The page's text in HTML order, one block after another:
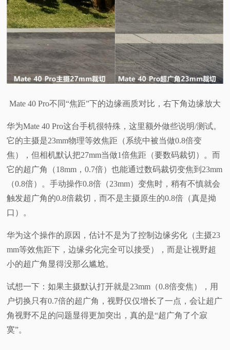
Mate 40 Pro不同“焦距”下的边缘画质对比，右下角边缘放大
华为Mate 40 Pro这台手机很特殊，这里额外做些说明/测试。
它的主摄是23mm物理等效焦距（系统中被当做0.8倍变
焦），但相机默认把27mm当做1倍焦距（要数码裁切）。而
它的超广角（18mm，0.7倍）也能通过数码裁切变焦到23mm
（0.8倍）。手动操作0.8倍（23mm）变焦时，稍有不慎就会
触发超广角的0.8倍裁切，而不是主摄原生的0.8倍（真是拗
口）。
华为这个操作的原因，估计不是为了控制边缘劣化（主摄23
mm等效焦距下，边缘劣化完全可以接受），而是让视野超
小的超广角显得没那么尴尬。
试想一下：如果主摄默认打开就是23mm（0.8倍变焦），用
户切换只有0.7倍的超广角，视野仅仅增长了一点，会让超广
角视野不足的问题显得更加突出，真的是“超广角了个寂
寞”。